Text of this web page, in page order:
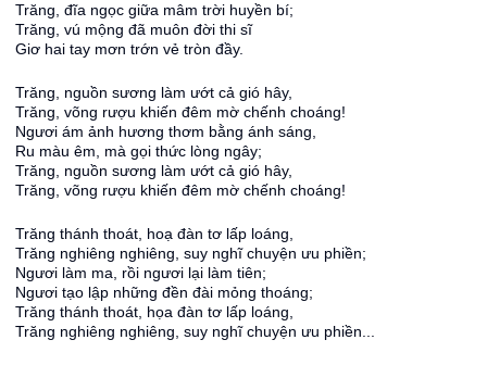
Trăng, đĩa ngọc giữa mâm trời huyền bí;
Trăng, vú mộng đã muôn đời thi sĩ
Giơ hai tay mơn trớn vẻ tròn đầy.
Trăng, nguồn sương làm ướt cả gió hây,
Trăng, võng rượu khiến đêm mờ chếnh choáng!
Ngươi ám ảnh hương thơm bằng ánh sáng,
Ru màu êm, mà gọi thức lòng ngây;
Trăng, nguồn sương làm ướt cả gió hây,
Trăng, võng rượu khiến đêm mờ chếnh choáng!
Trăng thánh thoát, hoạ đàn tơ lấp loáng,
Trăng nghiêng nghiêng, suy nghĩ chuyện ưu phiền;
Ngươi làm ma, rồi ngươi lại làm tiên;
Ngươi tạo lập những đền đài mỏng thoáng;
Trăng thánh thoát, họa đàn tơ lấp loáng,
Trăng nghiêng nghiêng, suy nghĩ chuyện ưu phiền...